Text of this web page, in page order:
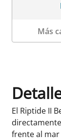
Más
El Riptide II
frente al mar